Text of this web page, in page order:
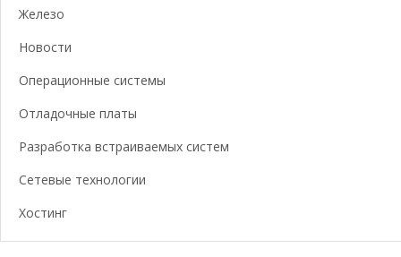
Железо
Новости
Операционные системы
Отладочные платы
Разработка встраиваемых систем
Сетевые технологии
Хостинг